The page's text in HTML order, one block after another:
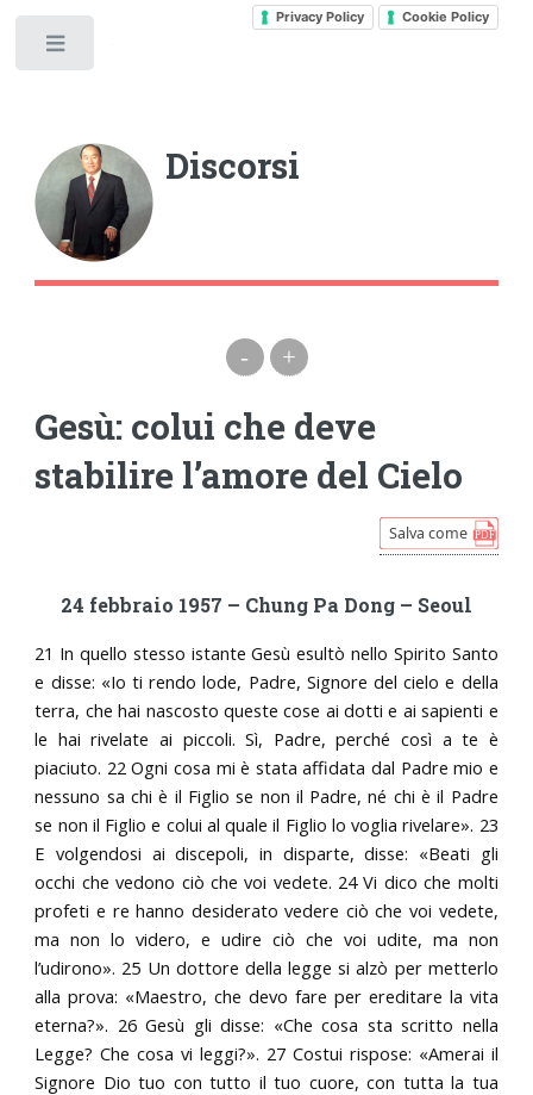
Privacy Policy Cookie Policy
Discorsi
- +
Gesù: colui che deve
stabilire l’amore del Cielo
24 febbraio 1957 – Chung Pa Dong – Seoul
21 In quello stesso istante Gesù esultò nello Spirito Santo
e disse: «Io ti rendo lode, Padre, Signore del cielo e della
terra, che hai nascosto queste cose ai dotti e ai sapienti e
le hai rivelate ai piccoli. Sì, Padre, perché così a te è
piaciuto. 22 Ogni cosa mi è stata affidata dal Padre mio e
nessuno sa chi è il Figlio se non il Padre, né chi è il Padre
se non il Figlio e colui al quale il Figlio lo voglia rivelare». 23
E volgendosi ai discepoli, in disparte, disse: «Beati gli
occhi che vedono ciò che voi vedete. 24 Vi dico che molti
profeti e re hanno desiderato vedere ciò che voi vedete,
ma non lo videro, e udire ciò che voi udite, ma non
l’udirono». 25 Un dottore della legge si alzò per metterlo
alla prova: «Maestro, che devo fare per ereditare la vita
eterna?». 26 Gesù gli disse: «Che cosa sta scritto nella
Legge? Che cosa vi leggi?». 27 Costui rispose: «Amerai il
Signore Dio tuo con tutto il tuo cuore, con tutta la tua